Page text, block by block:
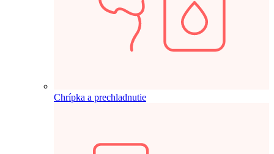
Chrípka a prechladnutie